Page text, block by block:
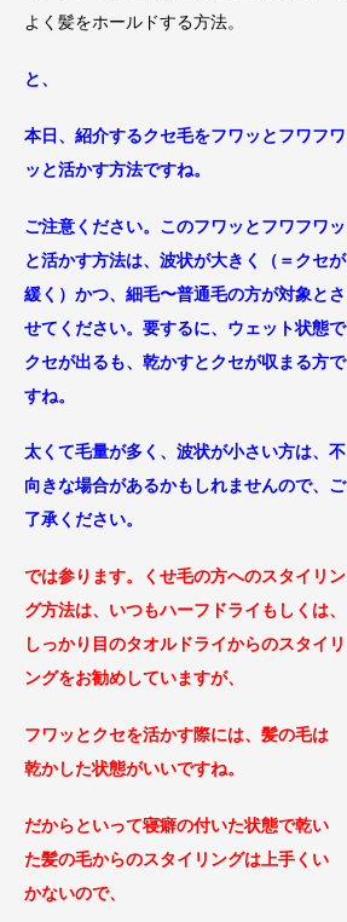
よく髪をホールドする方法。
と、
本日、紹介するクセ毛をフワッとフワフワ
ッと活かす方法ですね。
ご注意ください。このフワッとフワフワッ
と活かす方法は、波状が大きく（＝クセが
緩く）かつ、細毛〜普通毛の方が対象とさ
せてください。要するに、ウェット状態で
クセが出るも、乾かすとクセが収まる方で
すね。
太くて毛量が多く、波状が小さい方は、不
向きな場合があるかもしれませんので、ご
了承ください。
では参ります。くせ毛の方へのスタイリン
グ方法は、いつもハーフドライもしくは、
しっかり目のタオルドライからのスタイリ
ングをお勧めしていますが、
フワッとクセを活かす際には、髪の毛は
乾かした状態がいいですね。
だからといって寝癖の付いた状態で乾い
た髪の毛からのスタイリングは上手くい
かないので、